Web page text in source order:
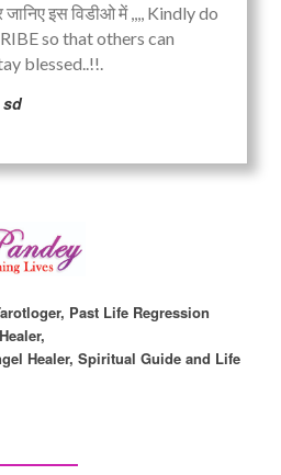
इस विडीओ में ,,,, Kindly do
so that others can
blessed..!!.
sd
Past Life Regression
Healer, Spiritual Guide and Life